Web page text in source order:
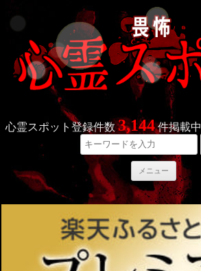
心霊スポット登録件数3,144件掲載中
メニュー
コ
ン
テ
ン
へ
ス
キ
ッ